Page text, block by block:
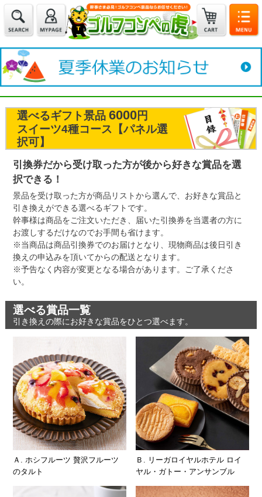
選べるギフト景品 6000円
スイーツ4種コース【パネル選
択可】
引換券だから受け取った方が後から好きな賞品を選
択できる！
景品を受け取った方が商品リストから選んで、お好きな賞品と
引き換えができる選べるギフトです。
幹事様は商品をご注文いただき、届いた引換券を当選者の方に
お渡しするだけなのでお手間も省けます。
※当商品は商品引換券でのお届けとなり、現物商品は後日引き
換えの申込みを頂いてからの配送となります。
※予告なく内容が変更となる場合があります。ご了承くださ
い。
選べる賞品一覧
引き換えの際にお好きな賞品をひとつ選べます。
Ａ. ホシフルーツ 贅沢フルーツ
のタルト
Ｂ. リーガロイヤルホテル ロイ
ヤル・ガトー・アンサンブル